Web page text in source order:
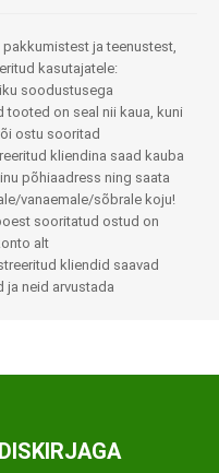
ja teenustest,
kasutajatele:
soodustusega
on seal nii kaua, kuni
ostu sooritad
kliendina saad kauba
põhiaadress ning saata
vanaemale/sõbrale koju!
sooritatud ostud on
alt
kliendid saavad
ja neid arvustada